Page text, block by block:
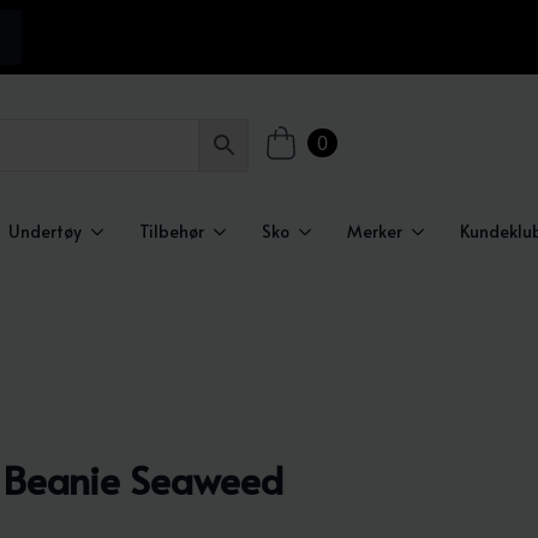
0
Undertøy Tilbehør Sko Merker
Seaweed